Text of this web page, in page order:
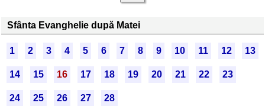
Sfânta Evanghelie după Matei
1 2 3 4 5 6 7 8 9 10 11 12 13
14 15 16 17 18 19 20 21 22 23
24 25 26 27
28